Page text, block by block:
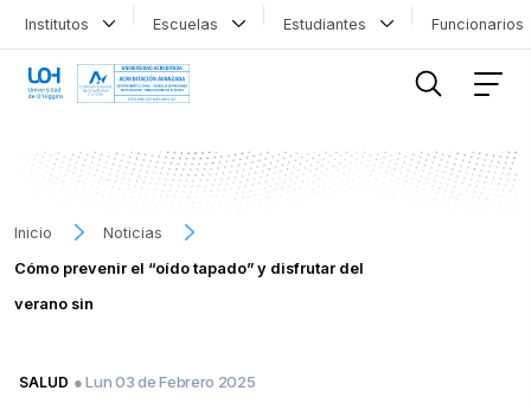
Institutos Escuelas Estudiantes
Inicio
Noticias
Cómo prevenir el “oído tapado” y disfrutar del
verano sin
SALUD ● Lun 03 de Febrero 2025